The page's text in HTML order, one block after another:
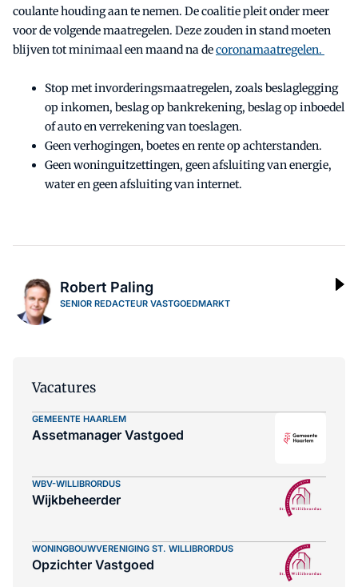
coulante houding aan te nemen. De coalitie pleit onder meer
voor de volgende maatregelen. Deze zouden in stand moeten
blijven tot minimaal een maand na decoronamaatregelen.
Stop met invorderingsmaatregelen, zoals beslaglegging
op inkomen, beslag op bankrekening, beslag op inboedel
of auto en verrekening van toeslagen.
Geen verhogingen, boetes en rente op achterstanden.
Geen woninguitzettingen, geen afsluiting van energie,
water en geen afsluiting van internet.
Robert Paling
SENIOR REDACTEUR VASTGOEDMARKT
Vacatures
GEMEENTE HAARLEM
Assetmanager Vastgoed
WBV-WILLIBRORDUS
Wijkbeheerder
WONINGBOUWVERENIGING ST. WILLIBRORDUS
Opzichter Vastgoed